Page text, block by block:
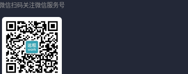
信扫码关注微信服务号